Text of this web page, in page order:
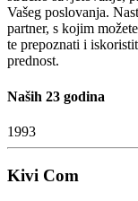
Vašeg poslovanja.
partner, s kojim
te prepoznati i
prednost.
Naših 23 godina
1993
Kivi Com